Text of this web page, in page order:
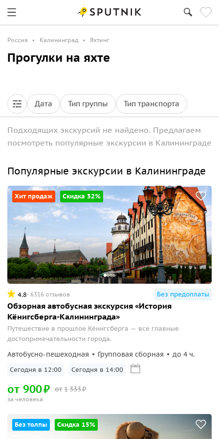
Россия Калининград Яхтинг
Прогулки на яхте
Дата Тип группы Тип транспорта
Подходящих экскурсий не найдено. Предлагаем
посмотреть популярные экскурсии в Калининграде
Популярные экскурсии в Калининграде
Хит продаж Скидка 32%
4.8 6316 отзывов Без предоплаты
Обзорная автобусная экскурсия «История
Кёнигсберга-Калининграда»
Путешествие в прошлое Кёнигсберга — все главные
достопримечательности города.
Автобусно-пешеходная Групповая сборная до 4 ч.
Сегодня в 12:00 Сегодня в 14:00
от 1333₽
от 900₽
за человека
Без толпы Скидка 15%